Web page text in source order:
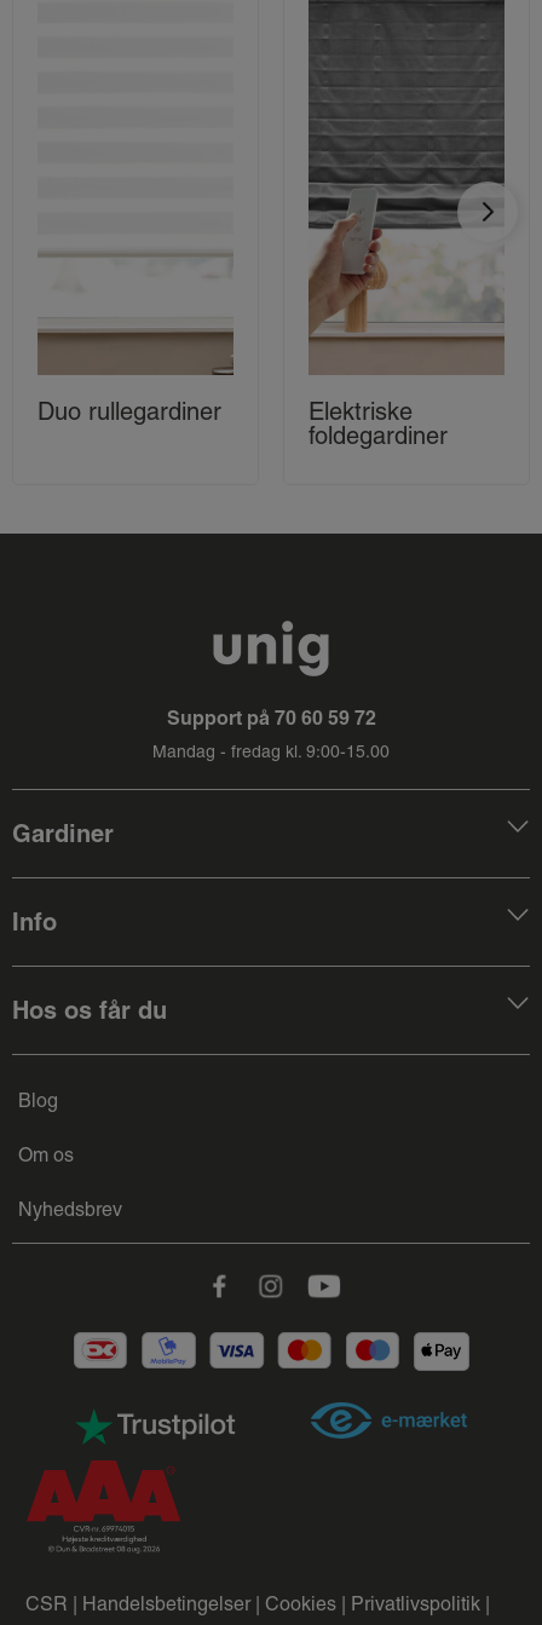
Duo rullegardiner
Elektriske
foldegardiner
Support på 70 60 59 72
Mandag - fredag kl. 9:00-15.00
Gardiner
Info
Hos os får du
Blog
Om os
Nyhedsbrev
FacebookInstagramYoutube
CSR | Handelsbetingelser | Cookies | Privatlivspolitik |